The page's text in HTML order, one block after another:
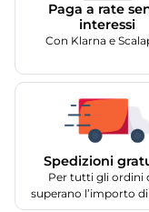
Paga a rate
interessi
Con Klarna e
Spedizioni
Per tutti gli ordini
superano l’importo di